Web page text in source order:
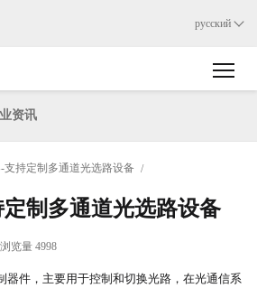
русский
资讯
支持定制多通道光选路设备 /
制多通道光选路设备
浏览量 4998
件，主要用于控制和切换光路，在光通信系